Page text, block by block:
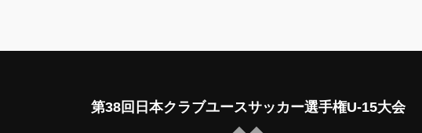
第38回日本クラブユースサッカー選手権U-15大会